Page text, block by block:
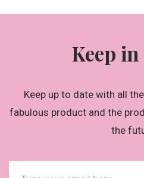
Keep
Keep up to date with all
fabulous product and the
the